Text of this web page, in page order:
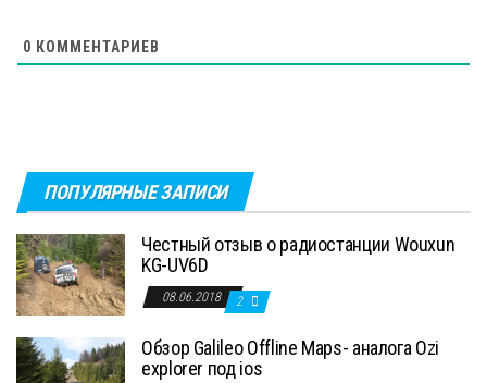
0 КОММЕНТАРИЕВ
ПОПУЛЯРНЫЕ ЗАПИСИ
Честный отзыв о радиостанции Wouxun
KG-UV6D
08.06.2018 2
Обзор Galileo Offline Maps- аналога Ozi
explorer под ios